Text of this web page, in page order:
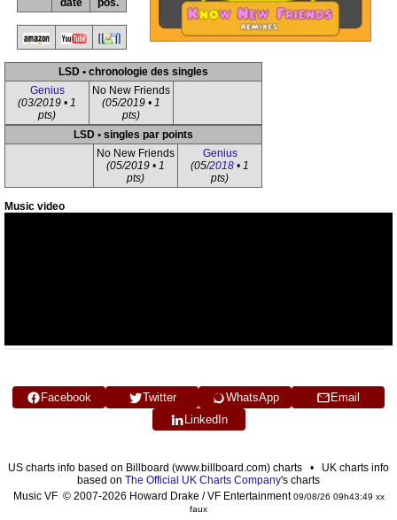
date
pos.
LSD • chronologie des singles
Genius
(03/2019 • 1
pts)
No New Friends
(05/2019 • 1
pts)
LSD • singles par points
No New Friends
(05/2019 • 1
pts)
Genius
(05/2018 • 1
pts)
Music video
Facebook Twitter WhatsApp
Email
LinkedIn
US charts info based on Billboard (www.billboard.com) charts • UK charts info
based on The Official UK Charts Company's charts
Music VF © 2007-2026 Howard Drake / VF Entertainment09/08/26 09h43:49 xx
faux